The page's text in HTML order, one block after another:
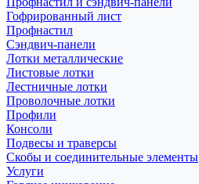
Гофрированный лист
Профнастил
Сэндвич-панели
Лотки металлические
Листовые лотки
Лестничные лотки
Проволочные лотки
Профили
Консоли
Подвесы и траверсы
Скобы и соединительные элементы
Услуги